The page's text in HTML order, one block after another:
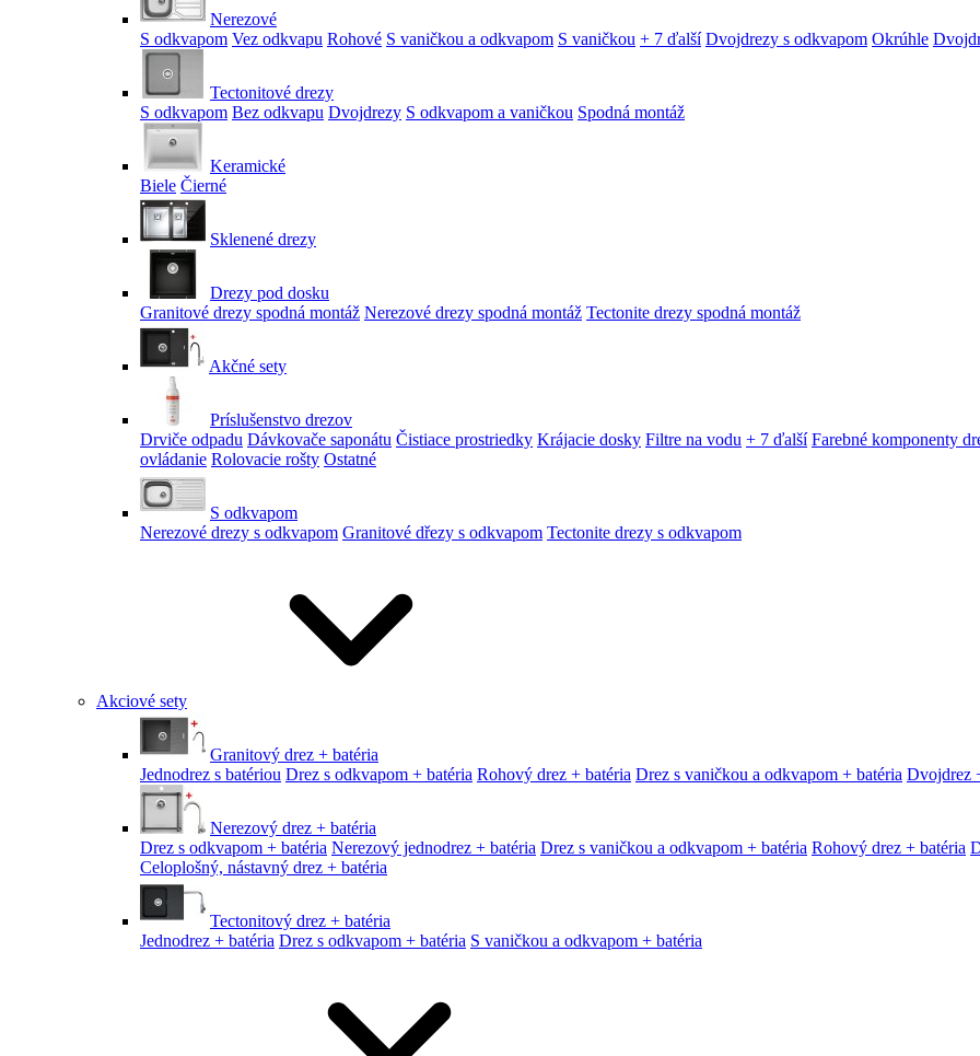
Nerezové
S odkvapom Vez odkvapu Rohové S vaničkou a odkvapom S vaničkou + 7 ďalší Dvojdrezy s odkvapom Okrúhle
Tectonitové drezy
S odkvapom Bez odkvapu Dvojdrezy S odkvapom a vaničkou Spodná montáž
Keramické
Biele Čierné
Sklenené drezy
Drezy pod dosku
Granitové drezy spodná montáž Nerezové drezy spodná montáž Tectonite drezy spodná montáž
Akčné sety
Príslušenstvo drezov
Drviče odpadu Dávkovače saponátu Čistiace prostriedky Krájacie dosky Filtre na vodu + 7 ďalší Farebné komponenty
ovládanie Rolovacie rošty Ostatné
S odkvapom
Nerezové drezy s odkvapom Granitové dřezy s odkvapom Tectonite drezy s odkvapom
Akciové sety
Granitový drez + batéria
Jednodrez s batériou Drez s odkvapom + batéria Rohový drez + batéria Drez s vaničkou a odkvapom + batéria Dvojdrez
Nerezový drez + batéria
Drez s odkvapom + batéria Nerezový jednodrez + batéria Drez s vaničkou a odkvapom + batéria Rohový drez + batéria
Celoplošný, nástavný drez + batéria
Tectonitový drez + batéria
Jednodrez + batéria Drez s odkvapom + batéria S vaničkou a odkvapom + batéria